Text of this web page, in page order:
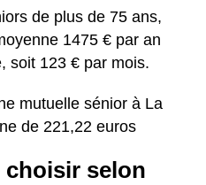
de plus de 75 ans,
1475 € par an
soit 123 € par mois.
mutuelle sénior à La
de 221,22 euros
choisir selon